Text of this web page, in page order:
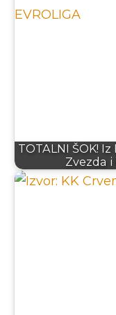
TOTALNI ŠOK!
Zvezda i